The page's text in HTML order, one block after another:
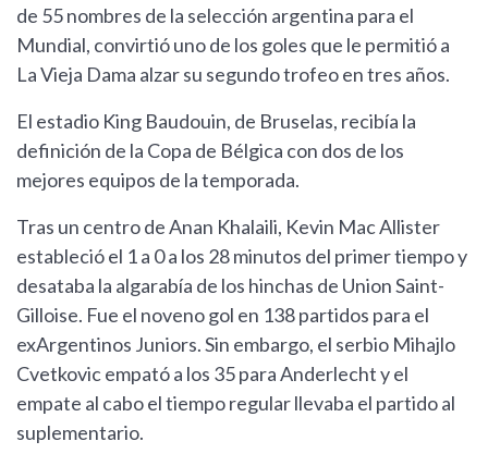
de 55 nombres de la selección argentina para el
Mundial, convirtió uno de los goles que le permitió a
La Vieja Dama alzar su segundo trofeo en tres años.
El estadio King Baudouin, de Bruselas, recibía la
definición de la Copa de Bélgica con dos de los
mejores equipos de la temporada.
Tras un centro de Anan Khalaili, Kevin Mac Allister
estableció el 1 a 0 a los 28 minutos del primer tiempo y
desataba la algarabía de los hinchas de Union Saint-
Gilloise. Fue el noveno gol en 138 partidos para el
exArgentinos Juniors. Sin embargo, el serbio Mihajlo
Cvetkovic empató a los 35 para Anderlecht y el
empate al cabo el tiempo regular llevaba el partido al
suplementario.